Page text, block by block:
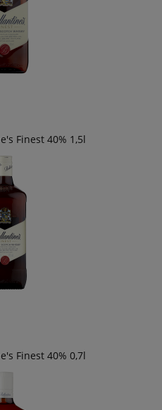
Finest 40% 1,5l
Finest 40% 0,7l